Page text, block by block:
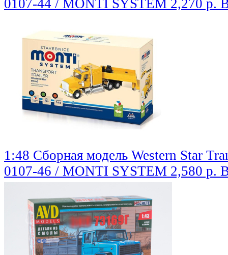
0107-44 / MONTI SYSTEM 2,270 р.
1:48 Сборная модель Western Star
0107-46 / MONTI SYSTEM 2,580 р.